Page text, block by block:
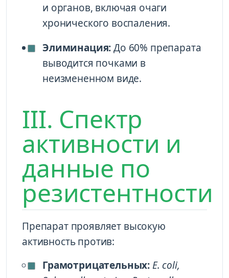
и органов, включая очаги
хронического воспаления.
Элиминация:До 60% препарата
выводится почками в
неизмененном виде.
III. Спектр
активности и
данные по
резистентности
Препарат проявляет высокую
активность против:
Грамотрицательных:E. coli,